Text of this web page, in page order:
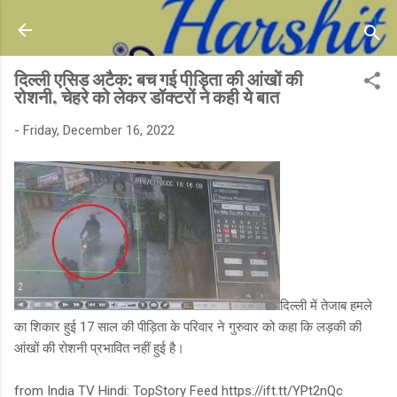
Skip to main content
दिल्ली एसिड अटैक: बच गई पीड़िता की आंखों की
रोशनी, चेहरे को लेकर डॉक्टरों ने कही ये बात
- Friday, December 16, 2022
दिल्ली में तेजाब हमले
का शिकार हुई 17 साल की पीड़िता के परिवार ने गुरुवार को कहा कि लड़की की
आंखों की रोशनी प्रभावित नहीं हुई है।
from India TV Hindi: TopStory Feed https://ift.tt/YPt2nQc